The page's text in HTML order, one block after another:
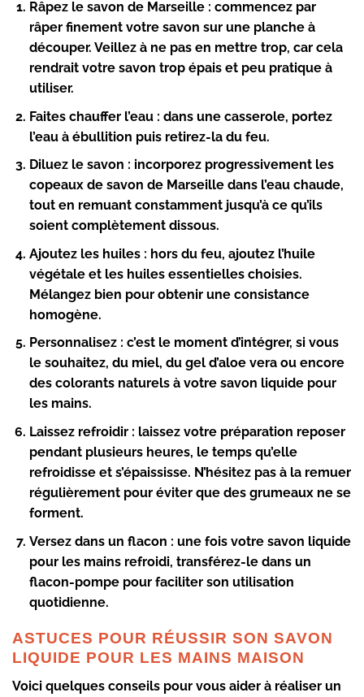
Râpez le savon de Marseille : commencez par
râper finement votre savon sur une planche à
découper. Veillez à ne pas en mettre trop, car cela
rendrait votre savon trop épais et peu pratique à
utiliser.
Faites chauffer l’eau : dans une casserole, portez
l’eau à ébullition puis retirez-la du feu.
Diluez le savon : incorporez progressivement les
copeaux de savon de Marseille dans l’eau chaude,
tout en remuant constamment jusqu’à ce qu’ils
soient complètement dissous.
Ajoutez les huiles : hors du feu, ajoutez l’huile
végétale et les huiles essentielles choisies.
Mélangez bien pour obtenir une consistance
homogène.
Personnalisez : c’est le moment d’intégrer, si vous
le souhaitez, du miel, du gel d’aloe vera ou encore
des colorants naturels à votre savon liquide pour
les mains.
Laissez refroidir : laissez votre préparation reposer
pendant plusieurs heures, le temps qu’elle
refroidisse et s’épaississe. N’hésitez pas à la remuer
régulièrement pour éviter que des grumeaux ne se
forment.
Versez dans un flacon : une fois votre savon liquide
pour les mains refroidi, transférez-le dans un
flacon-pompe pour faciliter son utilisation
quotidienne.
ASTUCES POUR RÉUSSIR SON SAVON
LIQUIDE POUR LES MAINS MAISON
Voici quelques conseils pour vous aider à réaliser un